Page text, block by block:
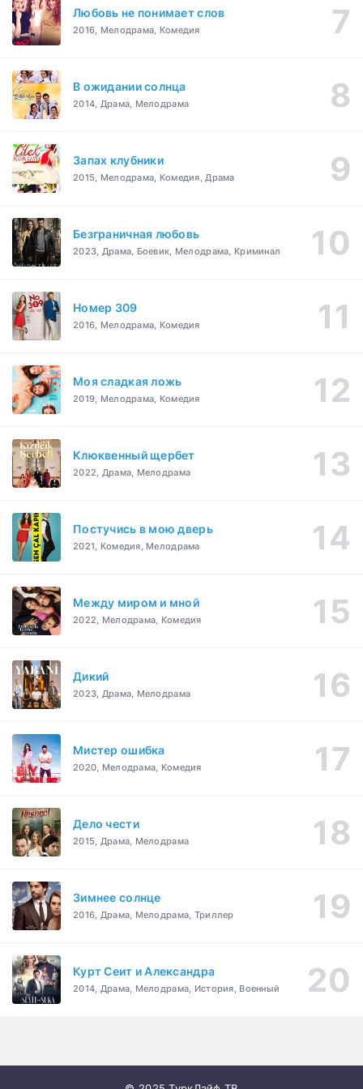
Любовь не понимает слов
2016, Мелодрама, Комедия
В ожидании солнца
2014, Драма, Мелодрама
Запах клубники
2015, Мелодрама, Комедия, Драма
Безграничная любовь
2023, Драма, Боевик, Мелодрама, Криминал
Номер 309
2016, Мелодрама, Комедия
Моя сладкая ложь
2019, Мелодрама, Комедия
Клюквенный щербет
2022, Драма, Мелодрама
Постучись в мою дверь
2021, Комедия, Мелодрама
Между миром и мной
2022, Мелодрама, Комедия
Дикий
2023, Драма, Мелодрама
Мистер ошибка
2020, Мелодрама, Комедия
Дело чести
2015, Драма, Мелодрама
Зимнее солнце
2016, Драма, Мелодрама, Триллер
Курт Сеит и Александра
2014, Драма, Мелодрама, История, Военный